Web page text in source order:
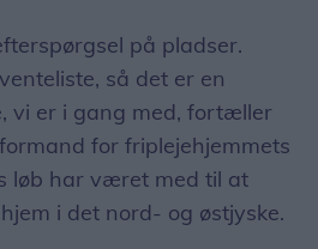
på pladser.
så det er en
vi er i gang med, fortæller
for friplejehjemmets
løb har været med til at
i det nord- og østjyske.